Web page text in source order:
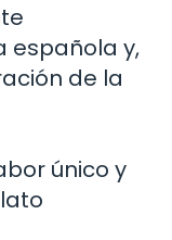
española y,
de la
único y